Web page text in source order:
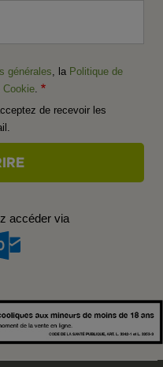
générales , la Politique de
Cookie
de recevoir les
accéder via